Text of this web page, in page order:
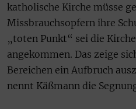
katholische Kirche müsse
Missbrauchsopfern ihre
„toten Punkt“ sei die
angekommen. Das zeige
Bereichen ein Aufbruch
nennt Käßmann die